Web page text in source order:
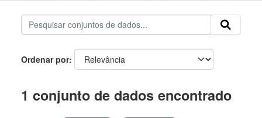
Ordenar por
1 conjunto de dados encontrado